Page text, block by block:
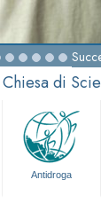
di
Antidroga